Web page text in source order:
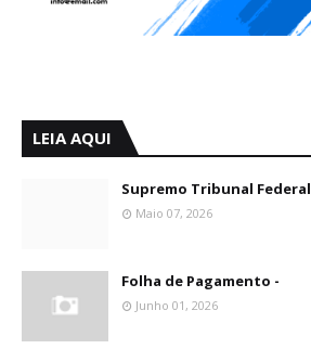
LEIA AQUI
Supremo Tribunal Federal
Maio 07, 2026
Folha de Pagamento -
Junho 01, 2026